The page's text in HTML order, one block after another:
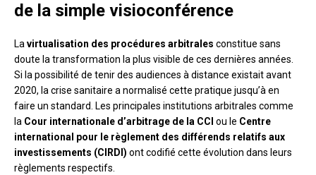
de la simple visioconférence
Lavirtualisation des procédures arbitrales constitue sans
doute la transformation la plus visible de ces dernières années.
Si la possibilité de tenir des audiences à distance existait avant
2020, la crise sanitaire a normalisé cette pratique jusqu’à en
faire un standard. Les principales institutions arbitrales comme
la Cour internationale d’arbitrage de la CCI ou le Centre
international pour le règlement des différends relatifs aux
investissements (CIRDI) ont codifié cette évolution dans leurs
règlements respectifs.